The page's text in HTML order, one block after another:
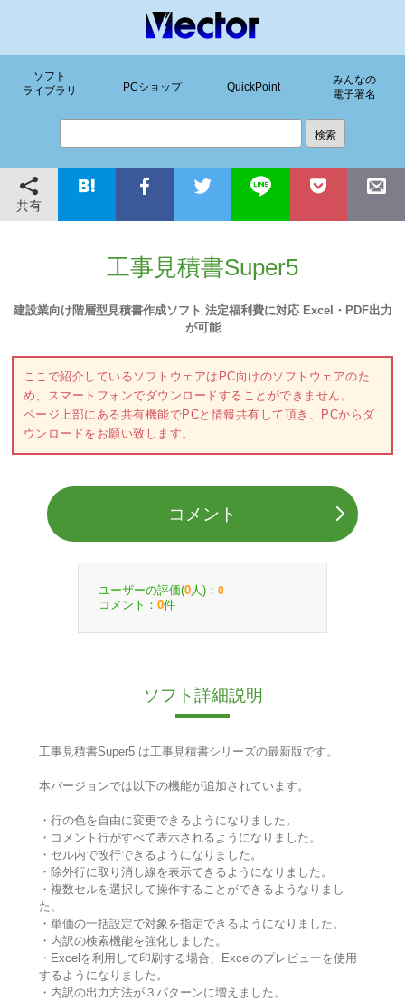
ソフト
ライブラリ
PCショップ QuickPoint
みんなの
電子署名
共有
工事見積書Super5
建設業向け階層型見積書作成ソフト 法定福利費に対応 Excel・PDF出力
が可能
ここで紹介しているソフトウェアはPC向けのソフトウェアのた
め、スマートフォンでダウンロードすることができません。
ページ上部にある共有機能でPCと情報共有して頂き、PCからダ
ウンロードをお願い致します。
コメント
ユーザーの評価(0 人)： 0
コメント： 0件
ソフト詳細説明
工事見積書Super5 は工事見積書シリーズの最新版です。
本バージョンでは以下の機能が追加されています。
・行の色を自由に変更できるようになりました。
・コメント行がすべて表示されるようになりました。
・セル内で改行できるようになりました。
・除外行に取り消し線を表示できるようになりました。
・複数セルを選択して操作することができるようなりまし
た。
・単価の一括設定で対象を指定できるようになりました。
・内訳の検索機能を強化しました。
・Excelを利用して印刷する場合、Excelのプレビューを使用
するようになりました。
・内訳の出力方法が３パターンに増えました。